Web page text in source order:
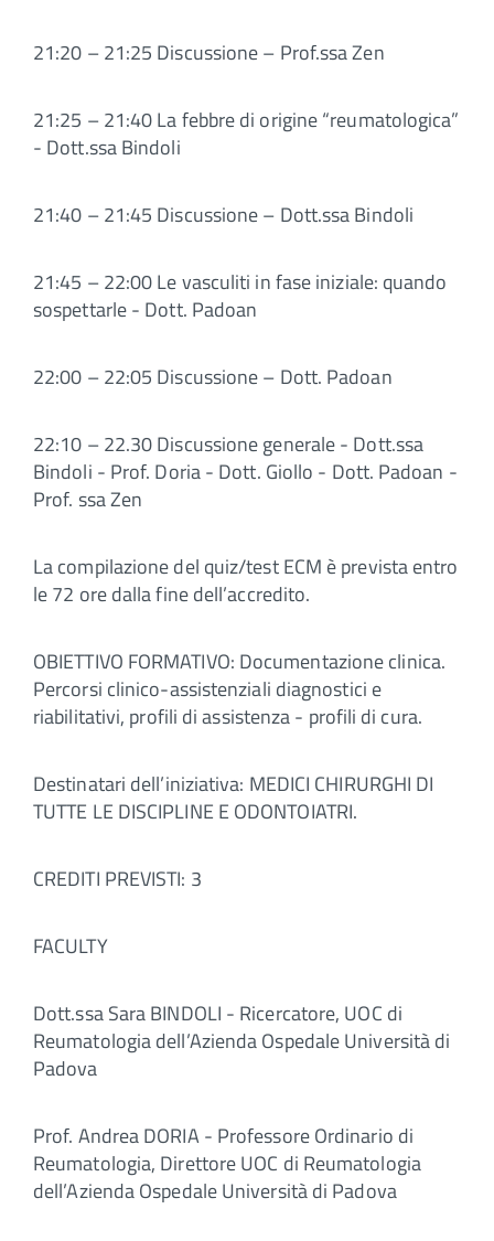
21:20 – 21:25 Discussione – Prof.ssa Zen
21:25 – 21:40 La febbre di origine “reumatologica”
- Dott.ssa Bindoli
21:40 – 21:45 Discussione – Dott.ssa Bindoli
21:45 – 22:00 Le vasculiti in fase iniziale: quando
sospettarle - Dott. Padoan
22:00 – 22:05 Discussione – Dott. Padoan
22:10 – 22.30 Discussione generale - Dott.ssa
Bindoli - Prof. Doria - Dott. Giollo - Dott. Padoan -
Prof. ssa Zen
La compilazione del quiz/test ECM è prevista entro
le 72 ore dalla fine dell’accredito.
OBIETTIVO FORMATIVO: Documentazione clinica.
Percorsi clinico-assistenziali diagnostici e
riabilitativi, profili di assistenza - profili di cura.
Destinatari dell’iniziativa: MEDICI CHIRURGHI DI
TUTTE LE DISCIPLINE E ODONTOIATRI.
CREDITI PREVISTI: 3
FACULTY
Dott.ssa Sara BINDOLI - Ricercatore, UOC di
Reumatologia dell’Azienda Ospedale Università di
Padova
Prof. Andrea DORIA - Professore Ordinario di
Reumatologia, Direttore UOC di Reumatologia
dell’Azienda Ospedale Università di Padova